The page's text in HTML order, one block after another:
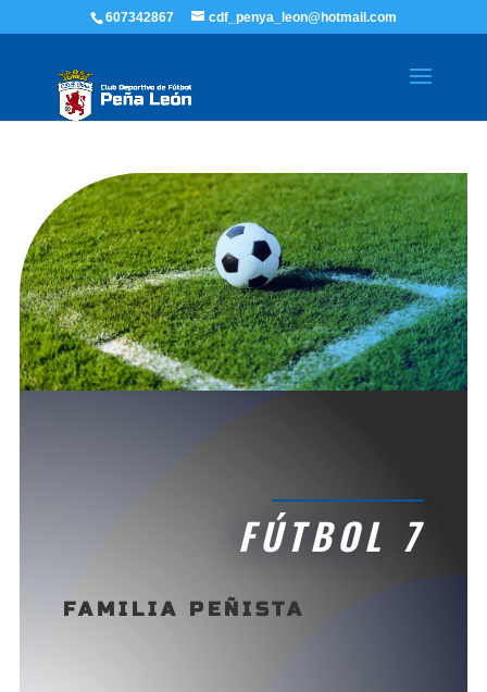
607342867 cdf_penya_leon@hotmail.com
FÚTBOL 7
FAMILIA PEÑISTA